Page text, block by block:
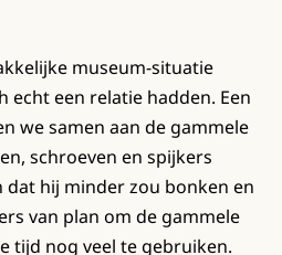
museum-situatie
echt een relatie hadden. Een
we samen aan de gammele
schroeven en spijkers
hij minder zou bonken en
van plan om de gammele
tijd nog veel te gebruiken.